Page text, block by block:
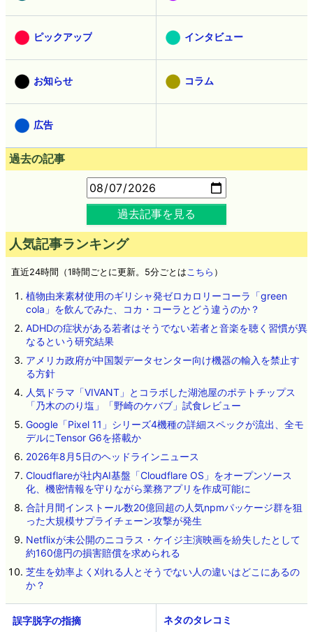
ピックアップ インタビュー
お知らせ コラム
広告
過去の記事
過去記事を見る
人気記事ランキング
直近24時間（1時間ごとに更新。5分ごとはこちら ）
植物由来素材使用のギリシャ発ゼロカロリーコーラ「green
cola」を飲んでみた、コカ・コーラとどう違うのか？
ADHDの症状がある若者はそうでない若者と音楽を聴く習慣が異
なるという研究結果
アメリカ政府が中国製データセンター向け機器の輸入を禁止す
る方針
人気ドラマ「VIVANT」とコラボした湖池屋のポテトチップス
「乃木ののり塩」「野崎のケバブ」試食レビュー
Google「Pixel 11」シリーズ4機種の詳細スペックが流出、全モ
デルにTensor G6を搭載か
2026年8月5日のヘッドラインニュース
Cloudflareが社内AI基盤「Cloudflare OS」をオープンソース
化、機密情報を守りながら業務アプリを作成可能に
合計月間インストール数20億回超の人気npmパッケージ群を狙
った大規模サプライチェーン攻撃が発生
Netflixが未公開のニコラス・ケイジ主演映画を紛失したとして
約160億円の損害賠償を求められる
芝生を効率よく刈れる人とそうでない人の違いはどこにあるの
か？
ネタのタレコミ